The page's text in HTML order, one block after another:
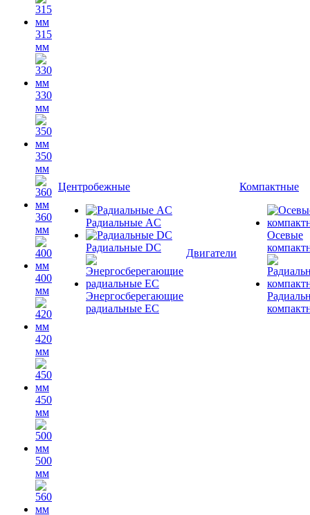
315
мм
330
мм
350
мм
360
мм
400
мм
420
мм
450
мм
500
мм
Центробежные
Радиальные AC
Радиальные DC
Энергосберегающие
радиальные EC
Двигатели
Компактные
Осевые